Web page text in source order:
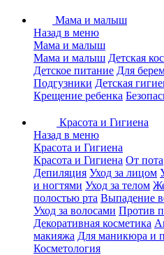
Мама и малыш
Назад в меню
Мама и малыш
Мама и малыш Детская
Детское питание Для
Подгузники Детская
Крещение ребенка
Красота и Гигиена
Назад в меню
Красота и Гигиена
Красота и Гигиена От пота
Депиляция Уход за лицом
и ногтями Уход за телом
полостью рта Выпадение
Уход за волосами Против
Декоративная косметика
макияжа Для маникюра и
Косметология